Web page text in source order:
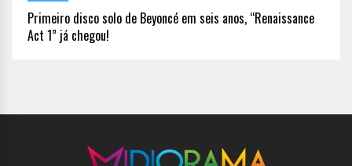
Primeiro disco solo de Beyoncé em seis anos, “Renaissance
Act 1” já chegou!